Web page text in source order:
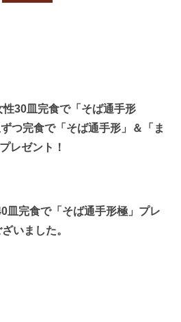
30皿完食で「そば通手形
つ完食で「そば通手形」＆「ま
レゼント！
皿完食で「そば通手形極」プレ
いました。